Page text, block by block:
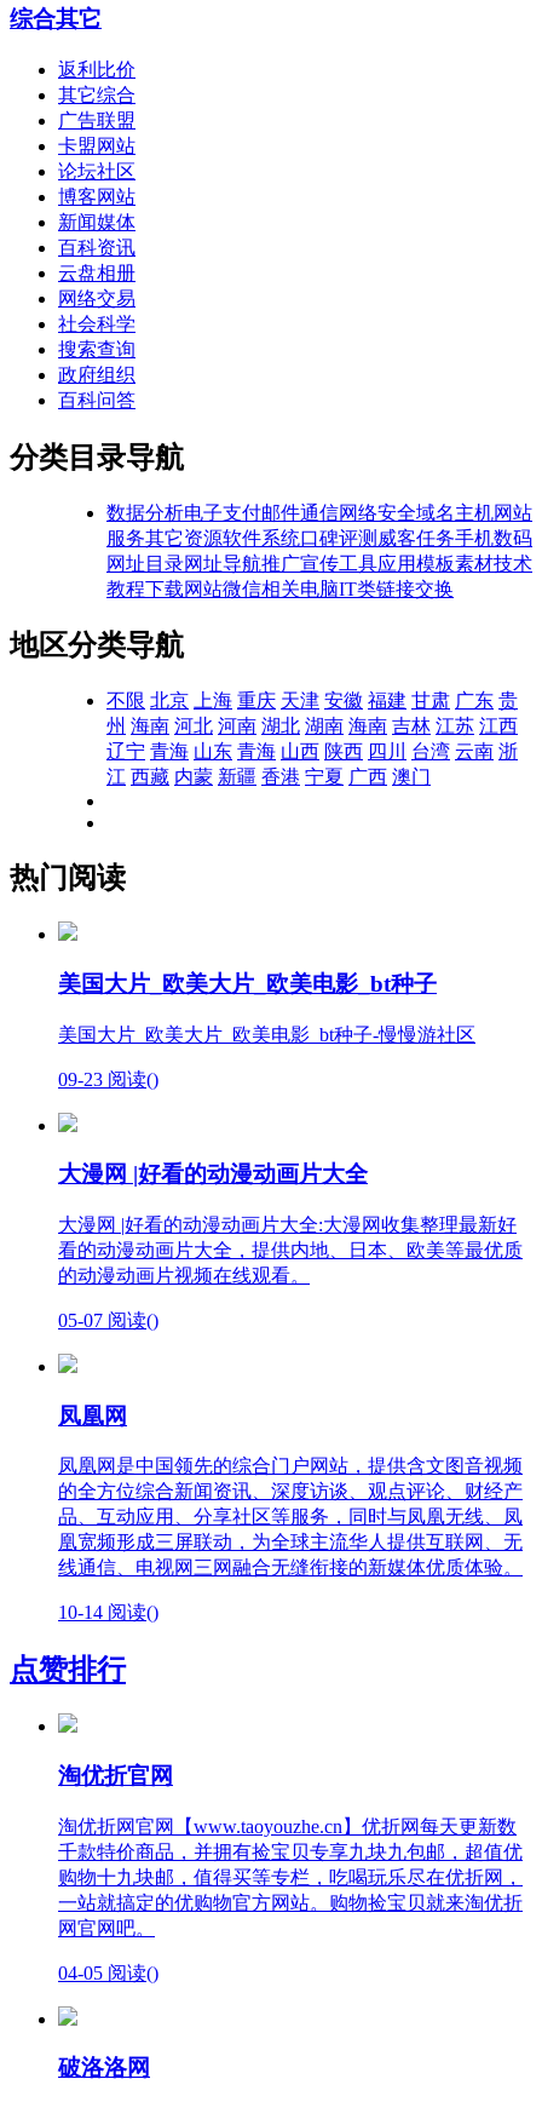
综合其它
返利比价
其它综合
广告联盟
卡盟网站
论坛社区
博客网站
新闻媒体
百科资讯
云盘相册
网络交易
社会科学
搜索查询
政府组织
百科问答
分类目录导航
数据分析电子支付邮件通信网络安全域名主机网站
服务其它资源软件系统口碑评测 威客任务手机数码
网址目录网址导航推广宣传工具应用模板素材技术
教程下载网站微信相关电脑IT类链接交换
地区分类导航
不限 北京 上海 重庆 天津 安徽 福建 甘肃 广东 贵
州 海南 河北 河南 湖北 湖南 海南 吉林 江苏 江西
辽宁 青海 山东 青海 山西 陕西 四川 台湾 云南 浙
江 西藏 内蒙 新疆 香港 宁夏 广西 澳门
热门阅读
美国大片_欧美大片_欧美电影_bt种子
美国大片_欧美大片_欧美电影_bt种子-慢慢游社区
09-23 阅读()
大漫网 |好看的动漫动画片大全
大漫网 |好看的动漫动画片大全:大漫网收集整理最新好
看的动漫动画片大全，提供内地、日本、欧美等最优质
的动漫动画片视频在线观看。
05-07 阅读()
凤凰网
凤凰网是中国领先的综合门户网站，提供含文图音视频
的全方位综合新闻资讯、深度访谈、观点评论、财经产
品、互动应用、分享社区等服务，同时与凤凰无线、凤
凰宽频形成三屏联动，为全球主流华人提供互联网、无
线通信、电视网三网融合无缝衔接的新媒体优质体验。
10-14 阅读()
点赞排行
淘优折官网
淘优折网官网【www.taoyouzhe.cn】优折网每天更新数
千款特价商品，并拥有捡宝贝专享九块九包邮，超值优
购物十九块邮，值得买等专栏，吃喝玩乐尽在优折网，
一站就搞定的优购物官方网站。购物捡宝贝就来淘优折
网官网吧。
04-05 阅读()
破洛洛网